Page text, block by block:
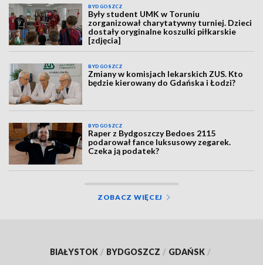
BYDGOSZCZ
Były student UMK w Toruniu
zorganizował charytatywny turniej. Dzieci
dostały oryginalne koszulki piłkarskie
[zdjęcia]
BYDGOSZCZ
Zmiany w komisjach lekarskich ZUS. Kto
będzie kierowany do Gdańska i Łodzi?
BYDGOSZCZ
Raper z Bydgoszczy Bedoes 2115
podarował fance luksusowy zegarek.
Czeka ją podatek?
ZOBACZ WIĘCEJ
BIAŁYSTOK / BYDGOSZCZ / GDAŃSK /